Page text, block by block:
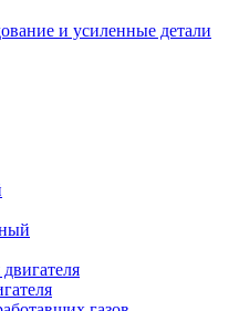
и усиленные детали